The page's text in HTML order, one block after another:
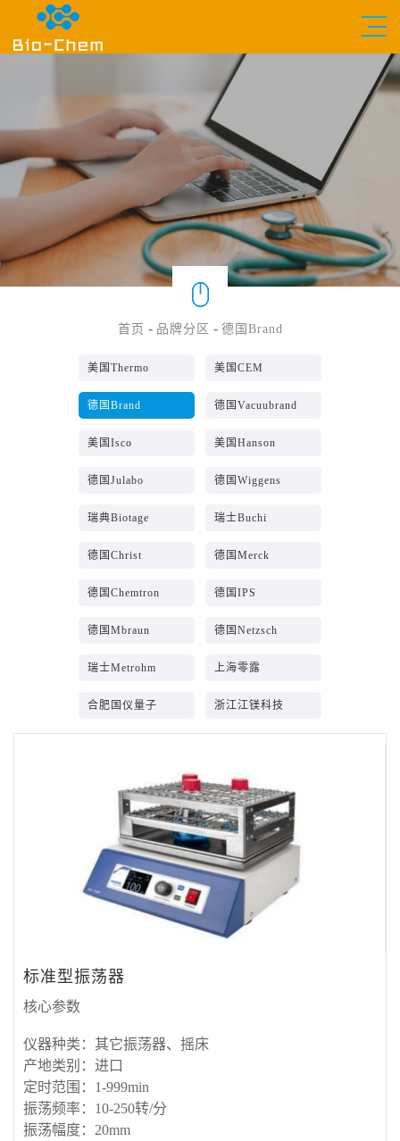
首页 - 品牌分区 - 德国Brand
美国Thermo 美国CEM
德国Brand 德国Vacuubrand
美国Isco 美国Hanson
德国Julabo 德国Wiggens
瑞典Biotage 瑞士Buchi
德国Christ 德国Merck
德国Chemtron 德国IPS
德国Mbraun 德国Netzsch
瑞士Metrohm 上海零露
合肥国仪量子 浙江江镁科技
标准型振荡器
核心参数
仪器种类： 其它振荡器、摇床
产地类别： 进口
定时范围： 1-999min
振荡频率： 10-250转/分
振荡幅度： 20mm